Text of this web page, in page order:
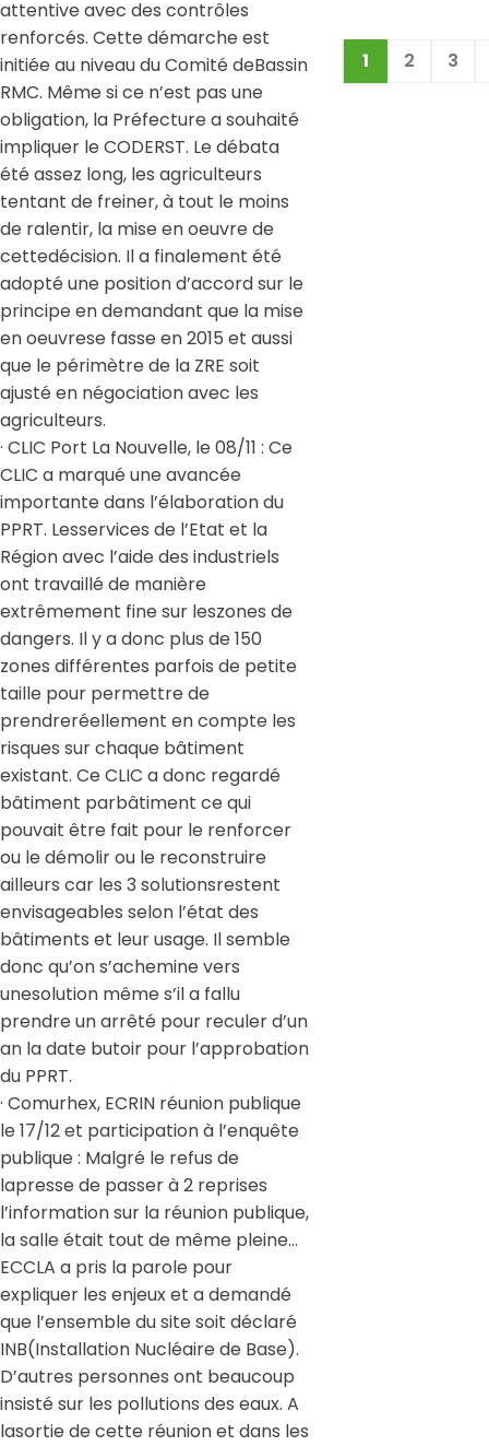
attentive avec des contrôles
renforcés. Cette démarche est
initiée au niveau du Comité deBassin
RMC. Même si ce n’est pas une
obligation, la Préfecture a souhaité
impliquer le CODERST. Le débata
été assez long, les agriculteurs
tentant de freiner, à tout le moins
de ralentir, la mise en oeuvre de
cettedécision. Il a finalement été
adopté une position d’accord sur le
principe en demandant que la mise
en oeuvrese fasse en 2015 et aussi
que le périmètre de la ZRE soit
ajusté en négociation avec les
agriculteurs.
· CLIC Port La Nouvelle, le 08/11 : Ce
CLIC a marqué une avancée
importante dans l’élaboration du
PPRT. Lesservices de l’Etat et la
Région avec l’aide des industriels
ont travaillé de manière
extrêmement fine sur leszones de
dangers. Il y a donc plus de 150
zones différentes parfois de petite
taille pour permettre de
prendreréellement en compte les
risques sur chaque bâtiment
existant. Ce CLIC a donc regardé
bâtiment parbâtiment ce qui
pouvait être fait pour le renforcer
ou le démolir ou le reconstruire
ailleurs car les 3 solutionsrestent
envisageables selon l’état des
bâtiments et leur usage. Il semble
donc qu’on s’achemine vers
unesolution même s’il a fallu
prendre un arrêté pour reculer d’un
an la date butoir pour l’approbation
du PPRT.
· Comurhex, ECRIN réunion publique
le 17/12 et participation à l’enquête
publique : Malgré le refus de
lapresse de passer à 2 reprises
l’information sur la réunion publique,
la salle était tout de même pleine…
ECCLA a pris la parole pour
expliquer les enjeux et a demandé
que l’ensemble du site soit déclaré
INB(Installation Nucléaire de Base).
D’autres personnes ont beaucoup
insisté sur les pollutions des eaux. A
lasortie de cette réunion et dans les
1 2 3